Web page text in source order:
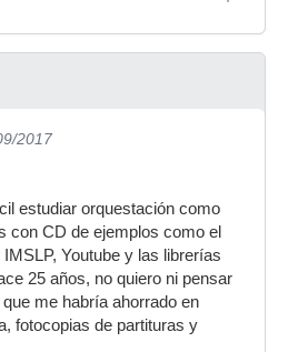
2017
estudiar orquestación como
con CD de ejemplos como el
Youtube y las librerías
25 años, no quiero ni pensar
me habría ahorrado en
fotocopias de partituras y